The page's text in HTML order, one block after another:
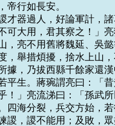
帝行如長安。
謖才器過人，好論軍計，
可大用，君其察之！」
，亮不用舊將魏延、吳
，舉措煩擾，捨水上山
據，乃拔西縣千餘家還
平生。蔣琬謂亮曰：「
！」亮流涕曰：「孫武
四海分裂，兵交方始，
謖，謖不能用；及敗，